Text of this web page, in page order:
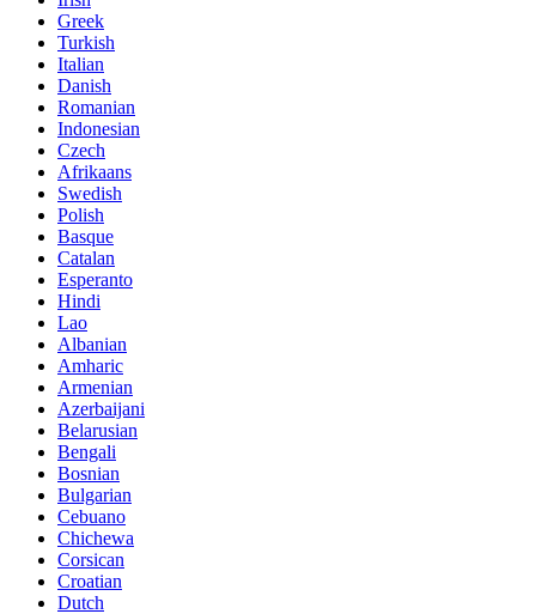
Greek
Turkish
Italian
Danish
Romanian
Indonesian
Czech
Afrikaans
Swedish
Polish
Basque
Catalan
Esperanto
Hindi
Lao
Albanian
Amharic
Armenian
Azerbaijani
Belarusian
Bengali
Bosnian
Bulgarian
Cebuano
Chichewa
Corsican
Croatian
Dutch